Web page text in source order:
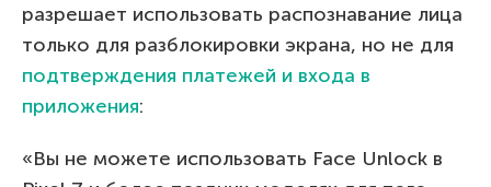
разрешает использовать распознавание лица
только для разблокировки экрана, но не для
подтверждения платежей и входа в
приложения:
«Вы не можете использовать Face Unlock в